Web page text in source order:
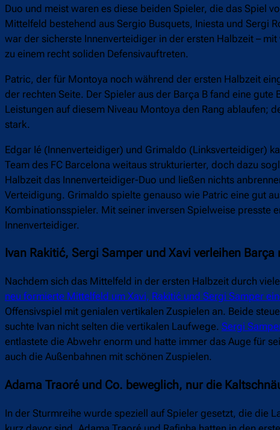
Duo und meist waren es diese beiden Spieler, die das Spiel
Mittelfeld bestehend aus Sergio Busquets, Iniesta und Sergi
war der sicherste Innenverteidiger in der ersten Halbzeit –
zu einem recht soliden Defensivauftreten.
Patric, der für Montoya noch während der ersten Halbzeit
der rechten Seite. Der Spieler aus der Barça B fand eine
Leistungen auf diesem Niveau Montoya den Rang ablaufen;
stark.
Edgar Ié (Innenverteidiger) und Grimaldo (Linksverteidiger)
Team des FC Barcelona weitaus strukturierter, doch dazu
Halbzeit das Innenverteidiger-Duo und ließen nichts
Verteidigung. Grimaldo spielte genauso wie Patric eine gut
Kombinationsspieler. Mit seiner inversen Spielweise presste
Innenverteidiger.
Ivan Rakitić, Sergi Samper und Xavi verleihen
Nachdem sich das Mittelfeld in der ersten Halbzeit durch
neu formierte Mittelfeld um Xavi, Rakitić und Sergi Samper
Offensivspiel mit genialen vertikalen Zuspielen an. Beide
suchte Ivan nicht selten die vertikalen Laufwege. Sergi
entlastete die Abwehr enorm und hatte immer das Auge für
auch die Außenbahnen mit schönen Zuspielen.
Adama Traoré und Co. beweglich, nur die
In der Sturmreihe wurde speziell auf Spieler gesetzt, die die